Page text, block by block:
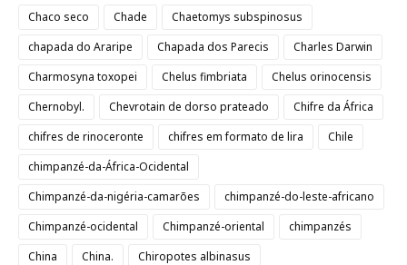
Chaco seco
Chade
Chaetomys subspinosus
chapada do Araripe
Chapada dos Parecis
Charles Darwin
Charmosyna toxopei
Chelus fimbriata
Chelus orinocensis
Chernobyl.
Chevrotain de dorso prateado
Chifre da África
chifres de rinoceronte
chifres em formato de lira
Chile
chimpanzé-da-África-Ocidental
Chimpanzé-da-nigéria-camarões
chimpanzé-do-leste-africano
Chimpanzé-ocidental
Chimpanzé-oriental
chimpanzés
China
China.
Chiropotes albinasus